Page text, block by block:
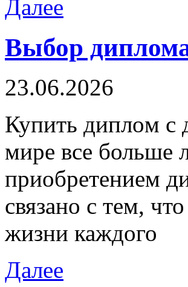
Далее
Выбор
23.06.2026
Купить диплoм с
мире все больше
приобретением
связано с тем,
жизни каждого
Далее